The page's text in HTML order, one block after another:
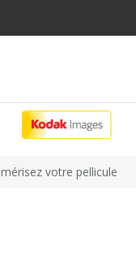
votre pellicule